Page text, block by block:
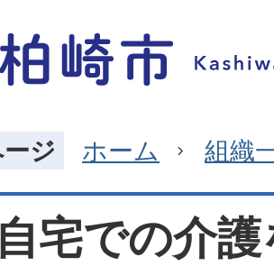
ジ ホーム 組織
宅での介